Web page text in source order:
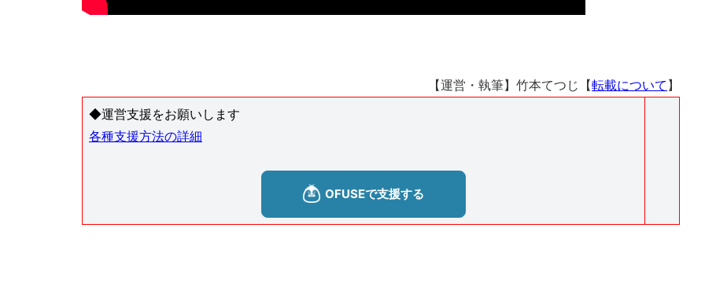
【運営・執筆】竹本てつじ【転載について 】
◆運営支援をお願いします
各種支援方法の詳細